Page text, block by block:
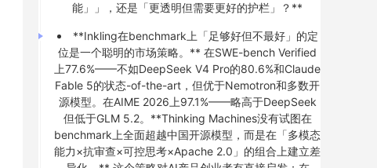
能」」，还是「更透明但需要更好的护栏」？**
**Inkling在benchmark上「足够好但不最好」的定
位是一个聪明的市场策略。** 在SWE-bench Verified
上77.6%——不如DeepSeek V4 Pro的80.6%和Claude
Fable 5的状态-of-the-art，但优于Nemotron和多数开
源模型。在AIME 2026上97.1%——略高于DeepSeek
但低于GLM 5.2。**Thinking Machines没有试图在
benchmark上全面超越中国开源模型，而是在「多模态
能力×抗审查×可控思考×Apache 2.0」的组合上建立差